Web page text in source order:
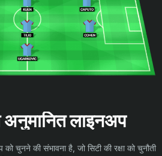
अनुमानित लाइनअप
को चुनने की संभावना है, जो सिटी की रक्षा को चुनौती